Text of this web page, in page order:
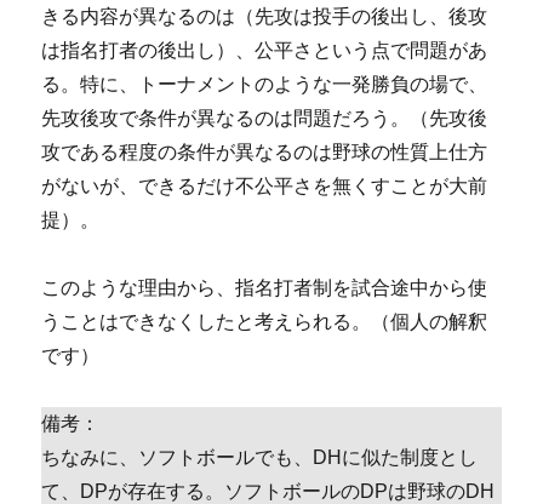
きる内容が異なるのは（先攻は投手の後出し、後攻
は指名打者の後出し）、公平さという点で問題があ
る。特に、トーナメントのような一発勝負の場で、
先攻後攻で条件が異なるのは問題だろう。（先攻後
攻である程度の条件が異なるのは野球の性質上仕方
がないが、できるだけ不公平さを無くすことが大前
提）。
このような理由から、指名打者制を試合途中から使
うことはできなくしたと考えられる。（個人の解釈
です）
備考：
ちなみに、ソフトボールでも、DHに似た制度とし
て、DPが存在する。ソフトボールのDPは野球のDH